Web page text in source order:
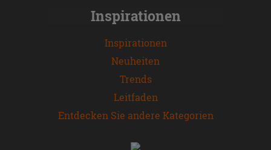
Inspirationen
Inspirationen
Neuheiten
Trends
Leitfaden
Entdecken Sie andere Kategorien